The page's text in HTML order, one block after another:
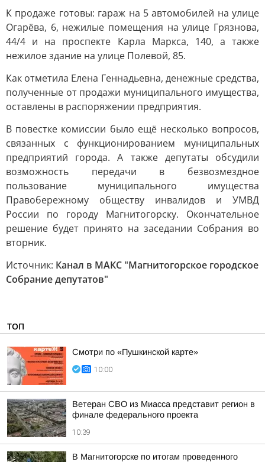
К продаже готовы: гараж на 5 автомобилей на улице
Огарёва, 6, нежилые помещения на улице Грязнова,
44/4 и на проспекте Карла Маркса, 140, а также
нежилое здание на улице Полевой, 85.
Как отметила Елена Геннадьевна, денежные средства,
полученные от продажи муниципального имущества,
оставлены в распоряжении предприятия.
В повестке комиссии было ещё несколько вопросов,
связанных с функционированием муниципальных
предприятий города. А также депутаты обсудили
возможность передачи в безвозмездное
пользование муниципального имущества
Правобережному обществу инвалидов и УМВД
России по городу Магнитогорску. Окончательное
решение будет принято на заседании Собрания во
вторник.
Источник: Канал в МАКС "Магнитогорское городское
Собрание депутатов"
ТОП
Смотри по «Пушкинской карте»
10:00
Ветеран СВО из Миасса представит регион в
финале федерального проекта
10:39
В Магнитогорске по итогам проведенного